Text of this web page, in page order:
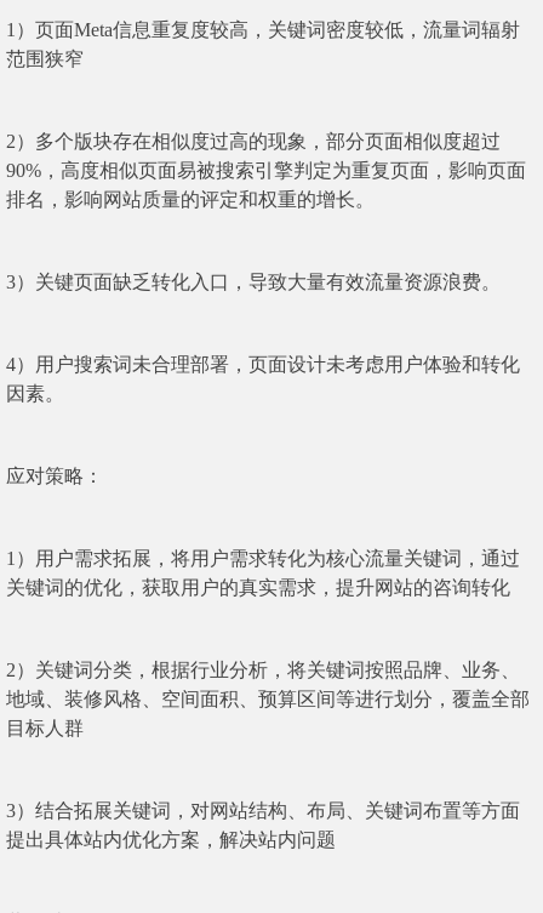
1）页面Meta信息重复度较高，关键词密度较低，流量词辐射
范围狭窄
2）多个版块存在相似度过高的现象，部分页面相似度超过
90%，高度相似页面易被搜索引擎判定为重复页面，影响页面
排名，影响网站质量的评定和权重的增长。
3）关键页面缺乏转化入口，导致大量有效流量资源浪费。
4）用户搜索词未合理部署，页面设计未考虑用户体验和转化
因素。
应对策略：
1）用户需求拓展，将用户需求转化为核心流量关键词，通过
关键词的优化，获取用户的真实需求，提升网站的咨询转化
2）关键词分类，根据行业分析，将关键词按照品牌、业务、
地域、装修风格、空间面积、预算区间等进行划分，覆盖全部
目标人群
3）结合拓展关键词，对网站结构、布局、关键词布置等方面
提出具体站内优化方案，解决站内问题